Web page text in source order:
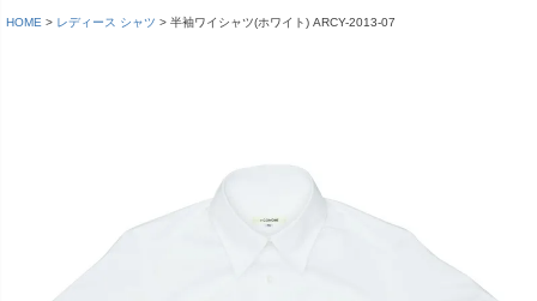
HOME レディース シャツ 半袖ワイシャツ(ホワイト) ARCY-2013-07